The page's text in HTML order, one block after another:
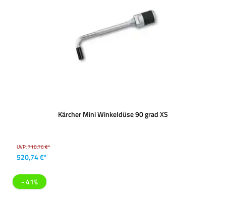
Kärcher Mini Winkeldüse 90 grad XS
UVP:718,76 €*
520,74 €*
- 41%